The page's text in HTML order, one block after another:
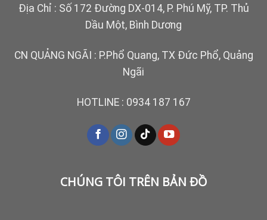
Địa Chỉ : Số 172 Đường DX-014, P. Phú Mỹ, TP. Thủ
Dầu Một, Bình Dương
CN QUẢNG NGÃI : P.Phổ Quang, TX Đức Phổ, Quảng
Ngãi
HOTLINE : 0934 187 167
CHÚNG TÔI TRÊN BẢN ĐỒ